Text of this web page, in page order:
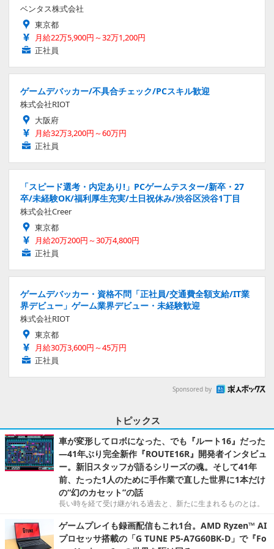
ベンタス株式会社
東京都
月給22万5,900円～32万1,200円
正社員
ゲームデバッカー/不具合チェック/PCスキル歓迎
株式会社RIOT
大阪府
月給32万3,200円～60万円
正社員
「スピード選考・内定あり!」PCゲームテスター/新卒・27
卒/未経験OK/福利厚生充実/土日祝休み/渋谷区渋谷1丁目
株式会社Creer
東京都
月給20万200円～30万4,800円
正社員
ゲームデバッカー・資格不問「正社員/交通費全額支給/IT業
界デビュー」ゲーム業界デビュー・未経験歓迎
株式会社RIOT
東京都
月給30万3,600円～45万円
正社員
Sponsored by
トピックス
車が変形してロボになった、でも『ルート16』だった
―41年ぶり完全新作『ROUTE16R』開発者インタビュ
ー。新旧スタッフが語るシリーズの魂。そして41年
前、たった1人のために手作業で直した世界に1本だけ
の“幻のカセット”の話
長い時を経て受け継がれる過去と、新たに生まれるものとは。
ゲームプレイも録画配信もこれ1台。AMD Ryzen™ AI
プロセッサ搭載の「G TUNE P5-A7G60BK-D」で『Fo